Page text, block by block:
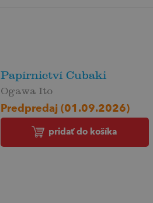
Papírnictví Cubaki
Ogawa Ito
Predpredaj (01.09.2026)
pridať do košíka